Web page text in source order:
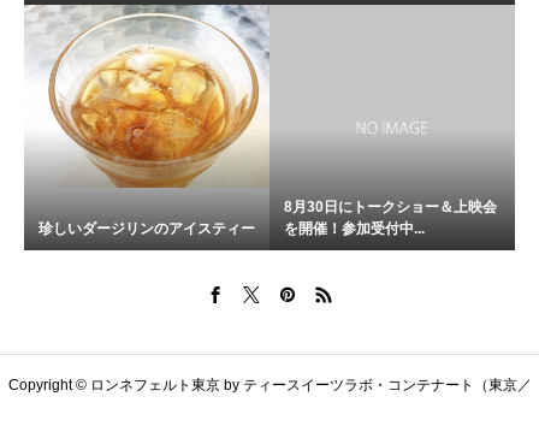
珍しいダージリンのアイスティー
8月30日にトークショー＆上映会
を開催！参加受付中...
Copyright © ロンネフェルト東京 by ティースイーツラボ・コンテナート（東京／